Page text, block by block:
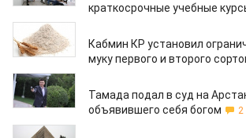
краткосрочные учебные
17.03.2020
Кабмин КР установил
муку первого и второго
17.03.2020
Тамада подал в суд на
объявившего себя богом
2
17.03.2020